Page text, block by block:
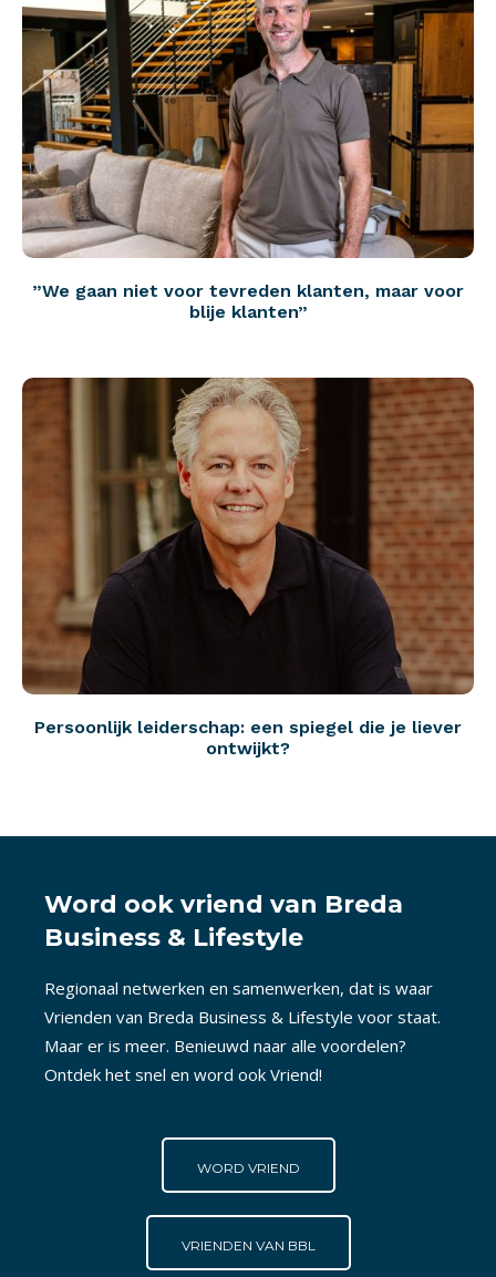
”We gaan niet voor tevreden klanten, maar voor
blije klanten”
Persoonlijk leiderschap: een spiegel die je liever
ontwijkt?
Word ook vriend van Breda
Business & Lifestyle
Regionaal netwerken en samenwerken, dat is waar
Vrienden van Breda Business & Lifestyle voor staat.
Maar er is meer. Benieuwd naar alle voordelen?
Ontdek het snel en word ook Vriend!
WORD VRIEND
VRIENDEN VAN BBL